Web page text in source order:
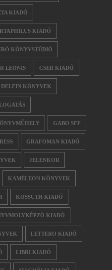
KIADÓ
KIADÓ
KÖNYVSTÚDIÓ
LEONIS CSER KIADÓ
DELFIN KÖNYVEK
GABO SFF
GRAFOMAN KIADÓ
JELENKOR
KAMÉLEON KÖNYVEK
KOSSUTH KIADÓ
KIADÓ
LETTERO KIADÓ
LIBRI KIADÓ